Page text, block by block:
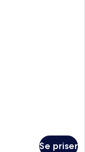
Se priser